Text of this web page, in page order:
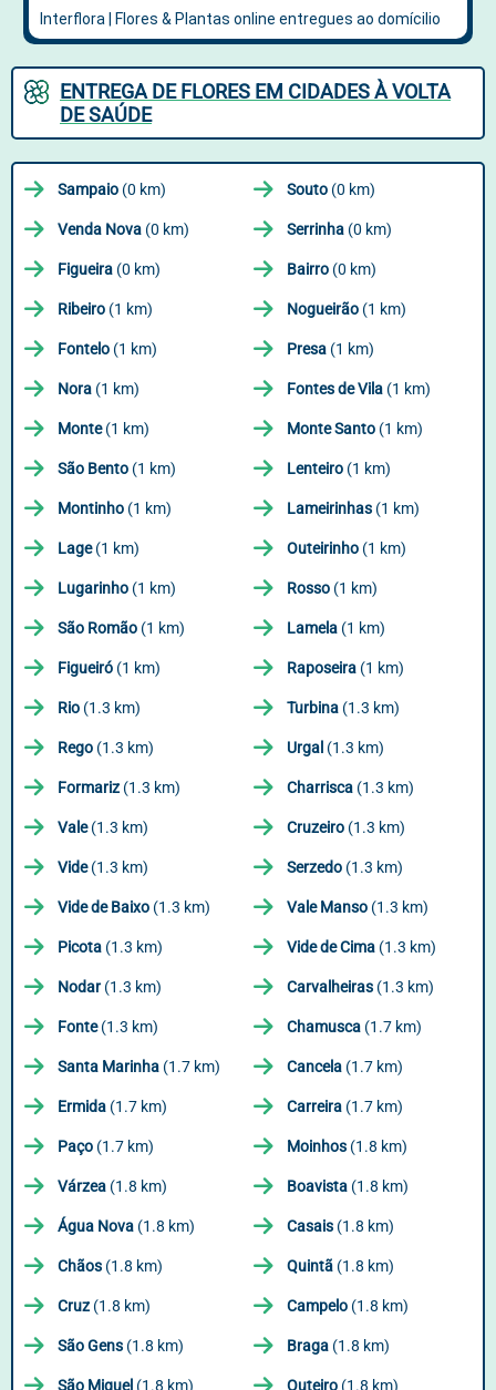
ENTREGA DE FLORES EM CIDADES À VOLTA
DE SAÚDE
Sampaio (0 km) Souto (0 km)
Venda Nova (0 km) Serrinha (0 km)
Figueira (0 km) Bairro (0 km)
Ribeiro (1 km) Nogueirão (1 km)
Fontelo (1 km) Presa (1 km)
Nora (1 km) Fontes de Vila (1 km)
Monte(1 km) Monte Santo (1 km)
São Bento (1 km) Lenteiro (1 km)
Montinho (1 km) Lameirinhas (1 km)
Lage(1 km) Outeirinho (1 km)
Lugarinho (1 km) Rosso (1 km)
São Romão (1 km) Lamela (1 km)
Figueiró (1 km) Raposeira (1 km)
Rio (1.3 km) Turbina (1.3 km)
Rego (1.3 km) Urgal (1.3 km)
Formariz (1.3 km) Charrisca (1.3 km)
Vale(1.3 km) Cruzeiro (1.3 km)
Vide(1.3 km) Serzedo (1.3 km)
Vide de Baixo (1.3 km) Vale Manso (1.3 km)
Picota (1.3 km) Vide de Cima (1.3 km)
Nodar(1.3 km) Carvalheiras (1.3 km)
Fonte(1.3 km) Chamusca (1.7 km)
Santa Marinha (1.7 km) Cancela (1.7 km)
Ermida (1.7 km) Carreira (1.7 km)
Paço (1.7 km) Moinhos (1.8 km)
Várzea (1.8 km) Boavista (1.8 km)
Água Nova (1.8 km) Casais (1.8 km)
Chãos (1.8 km) Quintã (1.8 km)
Cruz (1.8 km) Campelo (1.8 km)
São Gens (1.8 km) Braga (1.8 km)
São Miguel (1.8 km) Outeiro (1.8 km)